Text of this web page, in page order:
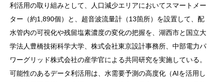
利活用の取り組みとして、人口減少エリアにおいてスマートメー
ター（約1,890個）と、超音波流量計（13箇所）を設置して、配
水管内の可視化や残留塩素濃度の変化の把握を、湖西市と国立大
学法人豊橋技術科学大学、株式会社東京設計事務所、中部電力パ
ワーグリッド株式会社の産学官による共同研究を実施している。
可能性のあるデータ利活用は、水需要予測の高度化（AIを活用し